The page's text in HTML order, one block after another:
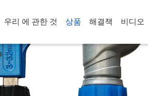
우리 에 관한 것 상품 해결책 비디오